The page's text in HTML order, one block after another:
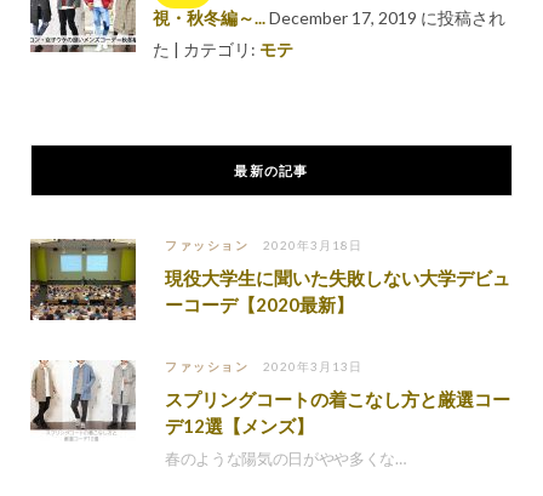
視・秋冬編～...December 17, 2019 に投稿され
た | カテゴリ: モテ
最新の記事
ファッション 2020年3月18日
現役大学生に聞いた失敗しない大学デビュ
ーコーデ【2020最新】
ファッション 2020年3月13日
スプリングコートの着こなし方と厳選コー
デ12選【メンズ】
春のような陽気の日がやや多くな…